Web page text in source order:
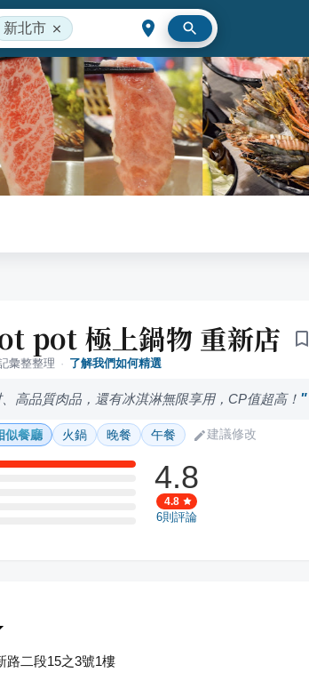
新北市
pot 極上鍋物 重新店
彙整整理 · 了解我們如何精選
高品質肉品，還有冰淇淋無限享用，CP值超高！
似餐廳 火鍋 晚餐 午餐 建議修改
4.8
4.8
6則評論
路二段15之3號1樓